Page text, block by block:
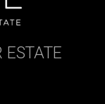
ESTATE